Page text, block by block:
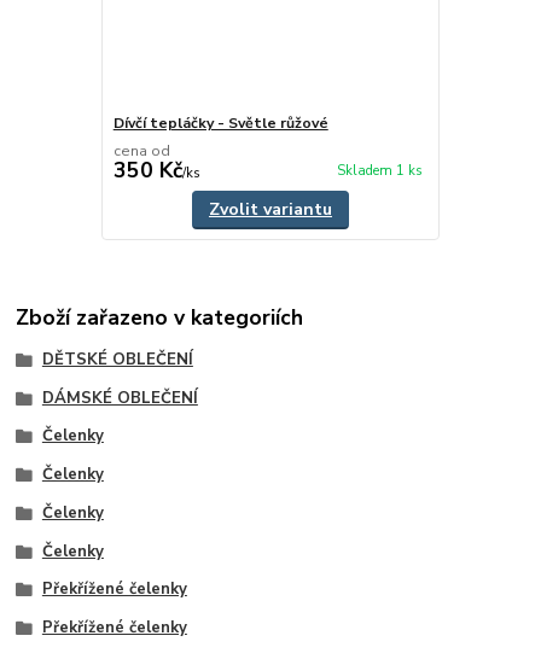
Dívčí tepláčky - Světle růžové
cena od
350 Kč/ks Skladem 1 ks
Zvolit variantu
Zboží zařazeno v kategoriích
DĚTSKÉ OBLEČENÍ
DÁMSKÉ OBLEČENÍ
Čelenky
Čelenky
Čelenky
Čelenky
Překřížené čelenky
Překřížené čelenky